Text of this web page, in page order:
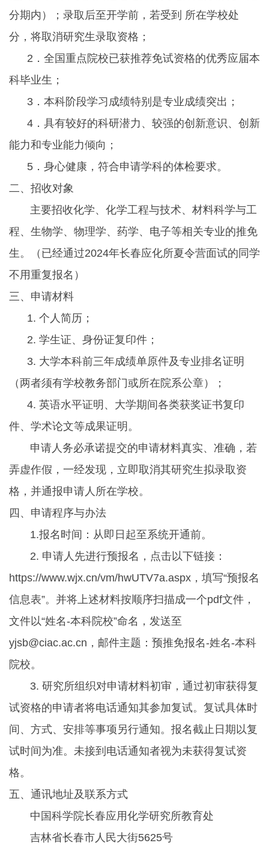
分期内）；录取后至开学前，若受到 所在学校处
分，将取消研究生录取资格；
2．全国重点院校已获推荐免试资格的优秀应届本
科毕业生；
3．本科阶段学习成绩特别是专业成绩突出；
4．具有较好的科研潜力、较强的创新意识、创新
能力和专业能力倾向；
5．身心健康，符合申请学科的体检要求。
二、招收对象
主要招收化学、化学工程与技术、材料科学与工
程、生物学、物理学、药学、电子等相关专业的推免
生。（已经通过2024年长春应化所夏令营面试的同学
不用重复报名）
三、申请材料
1. 个人简历；
2. 学生证、身份证复印件；
3. 大学本科前三年成绩单原件及专业排名证明
（两者须有学校教务部门或所在院系公章）；
4. 英语水平证明、大学期间各类获奖证书复印
件、学术论文等成果证明。
申请人务必承诺提交的申请材料真实、准确，若
弄虚作假，一经发现，立即取消其研究生拟录取资
格，并通报申请人所在学校。
四、申请程序与办法
1.报名时间：从即日起至系统开通前。
2. 申请人先进行预报名，点击以下链接：
https://www.wjx.cn/vm/hwUTV7a.aspx，填写“预报名
信息表”。并将上述材料按顺序扫描成一个pdf文件，
文件以“姓名-本科院校”命名，发送至
yjsb@ciac.ac.cn，邮件主题：预推免报名-姓名-本科
院校。
3. 研究所组织对申请材料初审，通过初审获得复
试资格的申请者将电话通知其参加复试。复试具体时
间、方式、安排等事项另行通知。报名截止日期以复
试时间为准。未接到电话通知者视为未获得复试资
格。
五、通讯地址及联系方式
中国科学院长春应用化学研究所教育处
吉林省长春市人民大街5625号